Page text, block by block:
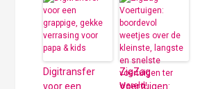
Digitransfer
voor een
ZigZag
Voertuigen: